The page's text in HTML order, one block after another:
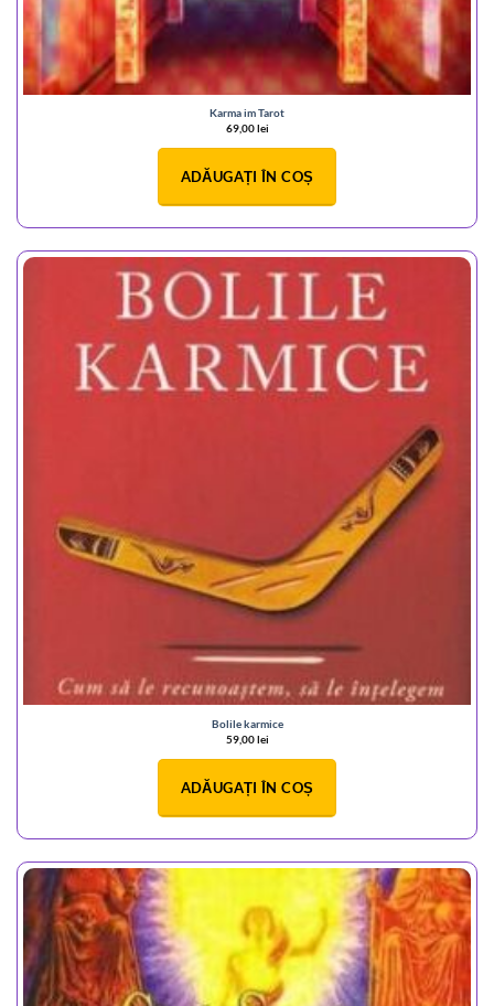
Karma im Tarot
69,00lei
ADĂUGAȚI ÎN COȘ
Bolile karmice
59,00lei
ADĂUGAȚI ÎN COȘ